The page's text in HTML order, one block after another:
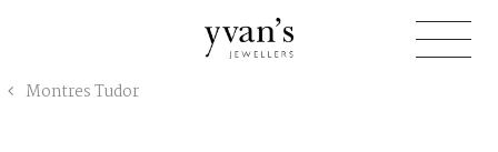
Montres Tudor